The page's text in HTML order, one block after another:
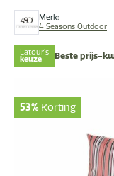
Merk:
4 Seasons Outdoor
Latour's
keuze Beste prijs-
53% Korting